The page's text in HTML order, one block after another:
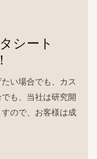
シート
い場合でも、カス
も、当社は研究開
ので、お客様は成